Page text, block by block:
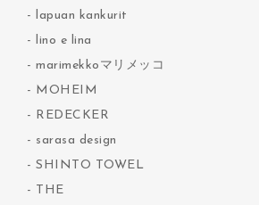
lapuan kankurit
lino e lina
marimekkoマリメッコ
MOHEIM
REDECKER
sarasa design
SHINTO TOWEL
THE